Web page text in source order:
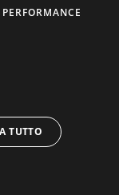
PERFORMANCE
TUTTO